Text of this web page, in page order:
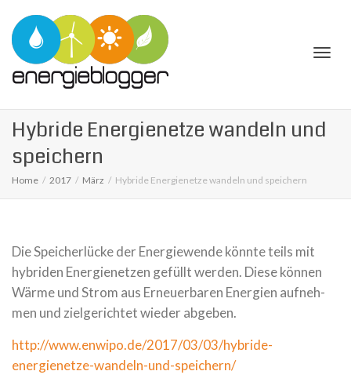
Hybride Energienetze wandeln und
speichern
Home 2017 März Hybride Energienetze wandeln und speichern
Die Speicherlücke der Energiewende könnte teils mit
hybri­den Energienetzen gefüllt wer­den. Diese kön­nen
Wärme und Strom aus Erneuerbaren Energien auf­neh­
men und ziel­ge­rich­tet wie­der abge­ben.
http://www.enwipo.de/2017/03/03/hybride-
energienetze-wandeln-und-speichern/